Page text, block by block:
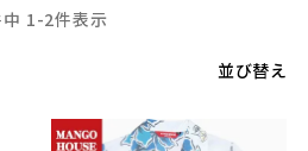
並び替え
1-2件表示